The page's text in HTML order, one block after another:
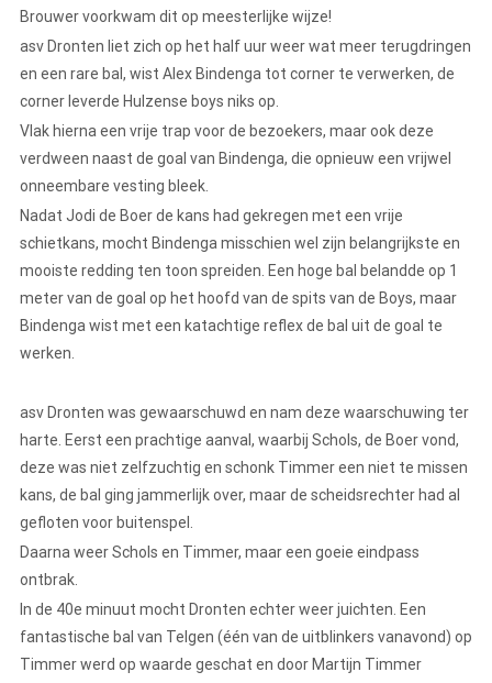
Brouwer voorkwam dit op meesterlijke wijze!
asv Dronten liet zich op het half uur weer wat meer terugdringen
en een rare bal, wist Alex Bindenga tot corner te verwerken, de
corner leverde Hulzense boys niks op.
Vlak hierna een vrije trap voor de bezoekers, maar ook deze
verdween naast de goal van Bindenga, die opnieuw een vrijwel
onneembare vesting bleek.
Nadat Jodi de Boer de kans had gekregen met een vrije
schietkans, mocht Bindenga misschien wel zijn belangrijkste en
mooiste redding ten toon spreiden. Een hoge bal belandde op 1
meter van de goal op het hoofd van de spits van de Boys, maar
Bindenga wist met een katachtige reflex de bal uit de goal te
werken.
asv Dronten was gewaarschuwd en nam deze waarschuwing ter
harte. Eerst een prachtige aanval, waarbij Schols, de Boer vond,
deze was niet zelfzuchtig en schonk Timmer een niet te missen
kans, de bal ging jammerlijk over, maar de scheidsrechter had al
gefloten voor buitenspel.
Daarna weer Schols en Timmer, maar een goeie eindpass
ontbrak.
In de 40e minuut mocht Dronten echter weer juichten. Een
fantastische bal van Telgen (één van de uitblinkers vanavond) op
Timmer werd op waarde geschat en door Martijn Timmer